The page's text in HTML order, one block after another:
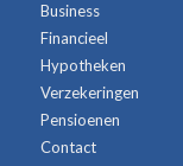
Business
Financieel
Hypotheken
Verzekeringen
Pensioenen
Contact